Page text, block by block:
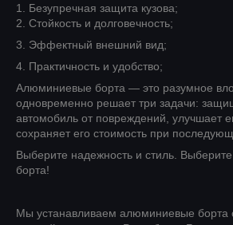
1. Безупречная защита кузова;
2. Стойкость и долговечность;
3. Эффектный внешний вид;
4. Практичность и удобство;
Алюминиевые борта — это разумное
одновременно решает три задачи:
автомобиль от повреждений, улучшает
сохраняет его стоимость при
Выберите надежность и стиль.
борта!
Мы устанавливаем алюминиевые борта